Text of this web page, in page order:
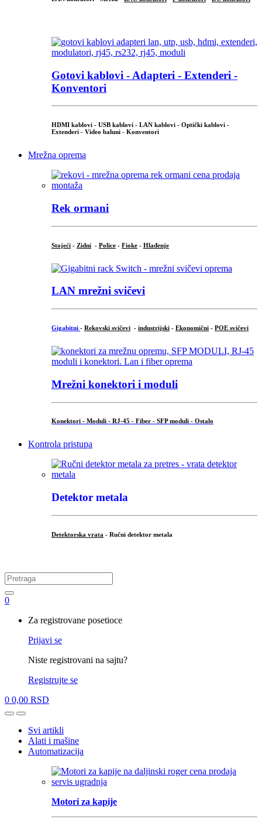
Gotovi kablovi - Adapteri - Extenderi -
Konventori
HDMI kablovi - USB kablovi - LAN kablovi - Optički kablovi -
Extenderi - Video baluni - Konventori
Mrežna oprema
Rek ormani
Stojeći - Zidni - Police - Fioke - Hlađenje
LAN mrežni svičevi
Gigabitni - Rekovski svičevi - industrijski - Ekonomični - POE svičevi
Mrežni konektori i moduli
Konektori - Moduli - RJ-45 - Fiber - SFP moduli - Ostalo
Kontrola pristupa
Detektor metala
Detektorska vrata - Ručni detektor metala
Search
for:
0
Za registrovane posetioce
Prijavi se
Niste registrovani na sajtu?
Registrujte se
0 0,00 RSD
OpenClose
Svi artikli
Alati i mašine
Automatizacija
Motori za kapije